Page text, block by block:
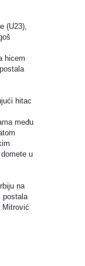
(U23),
hicem
hitac
među
u
na
postala
Mitrović